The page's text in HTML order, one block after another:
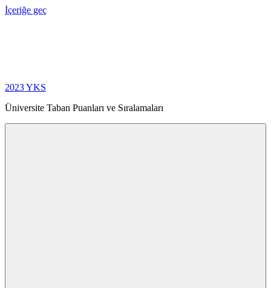
İçeriğe geç
2023 YKS
Üniversite Taban Puanları ve Sıralamaları